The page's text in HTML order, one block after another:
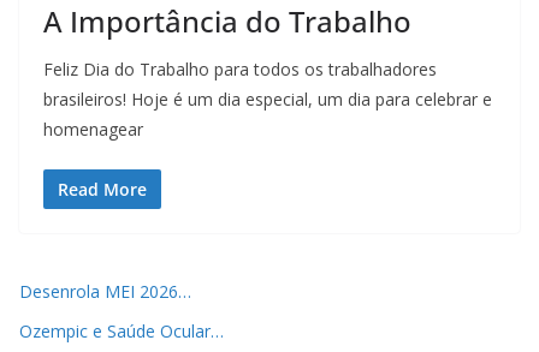
A Importância do Trabalho
Feliz Dia do Trabalho para todos os trabalhadores
brasileiros! Hoje é um dia especial, um dia para celebrar e
homenagear
Read More
Desenrola MEI 2026…
Ozempic e Saúde Ocular…